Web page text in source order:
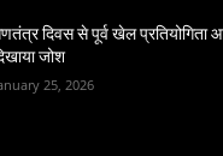
दिवस से पूर्व खेल प्रतियोगिता
जोश
25, 2026